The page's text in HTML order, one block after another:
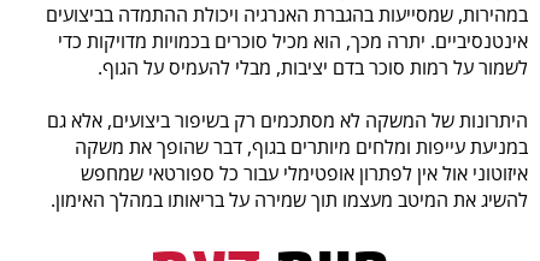
במהירות, שמסייעות בהגברת האנרגיה ויכולת ההתמדה בביצועים
אינטנסיביים. יתרה מכך, הוא מכיל סוכרים בכמויות מדויקות כדי
לשמור על רמות סוכר בדם יציבות, מבלי להעמיס על הגוף.
היתרונות של המשקה לא מסתכמים רק בשיפור ביצועים, אלא גם
במניעת עייפות ומלחים מיותרים בגוף, דבר שהופך את משקה
איזוטוני אול אין לפתרון אופטימלי עבור כל ספורטאי שמחפש
להשיג את המיטב מעצמו תוך שמירה על בריאותו במהלך האימון.